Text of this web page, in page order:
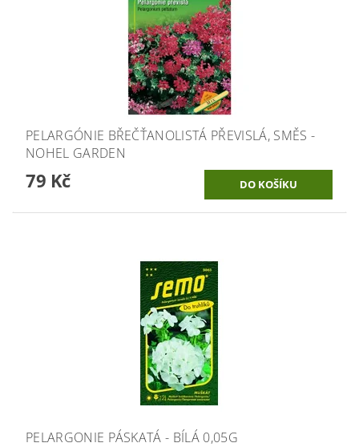
PELARGÓNIE BŘEČŤANOLISTÁ PŘEVISLÁ, SMĚS -
NOHEL GARDEN
79 Kč
PELARGONIE PÁSKATÁ - BÍLÁ 0,05G